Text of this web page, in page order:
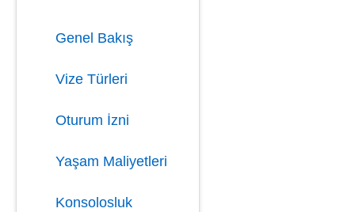
Genel Bakış
Vize Türleri
Oturum İzni
Yaşam Maliyetleri
Konsolosluk